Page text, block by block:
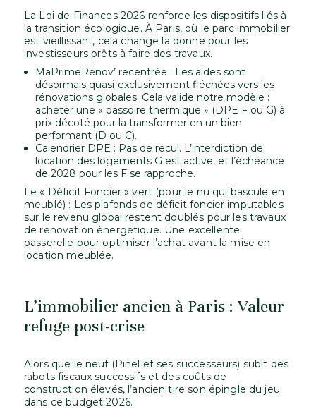
La Loi de Finances 2026 renforce les dispositifs liés à
la transition écologique. À Paris, où le parc immobilier
est vieillissant, cela change la donne pour les
investisseurs prêts à faire des travaux.
MaPrimeRénov’ recentrée : Les aides sont
désormais quasi-exclusivement fléchées vers les
rénovations globales. Cela valide notre modèle :
acheter une « passoire thermique » (DPE F ou G) à
prix décoté pour la transformer en un bien
performant (D ou C).
Calendrier DPE : Pas de recul. L’interdiction de
location des logements G est active, et l’échéance
de 2028 pour les F se rapproche.
Le « Déficit Foncier » vert (pour le nu qui bascule en
meublé) : Les plafonds de déficit foncier imputables
sur le revenu global restent doublés pour les travaux
de rénovation énergétique. Une excellente
passerelle pour optimiser l’achat avant la mise en
location meublée.
L’immobilier ancien à Paris : Valeur
refuge post-crise
Alors que le neuf (Pinel et ses successeurs) subit des
rabots fiscaux successifs et des coûts de
construction élevés, l’ancien tire son épingle du jeu
dans ce budget 2026.